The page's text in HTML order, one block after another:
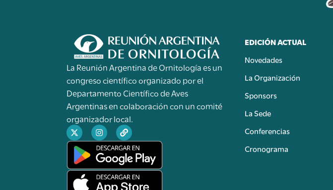
La Reunión Argentina de Ornitología es un
congreso científico organizado por el
Departamento Científico de Aves
Argentinas en colaboración con un comité
organizador local.
EDICIÓN ACTUAL
Novedades
La Organización
Sponsors
La Sede
Conferencias
Cronograma